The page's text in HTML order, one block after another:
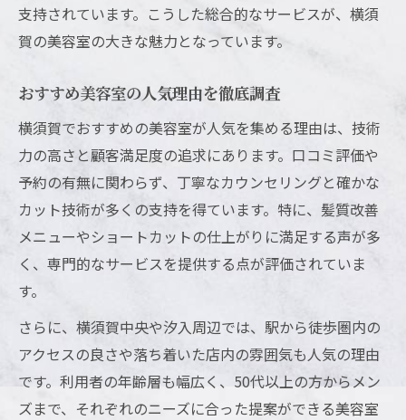
支持されています。こうした総合的なサービスが、横須
賀の美容室の大きな魅力となっています。
おすすめ美容室の人気理由を徹底調査
横須賀でおすすめの美容室が人気を集める理由は、技術
力の高さと顧客満足度の追求にあります。口コミ評価や
予約の有無に関わらず、丁寧なカウンセリングと確かな
カット技術が多くの支持を得ています。特に、髪質改善
メニューやショートカットの仕上がりに満足する声が多
く、専門的なサービスを提供する点が評価されていま
す。
さらに、横須賀中央や汐入周辺では、駅から徒歩圏内の
アクセスの良さや落ち着いた店内の雰囲気も人気の理由
です。利用者の年齢層も幅広く、50代以上の方からメン
ズまで、それぞれのニーズに合った提案ができる美容室